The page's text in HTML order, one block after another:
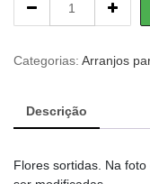
vaso
40
Categorias: Arranjos
Descrição
Flores sortidas. Na